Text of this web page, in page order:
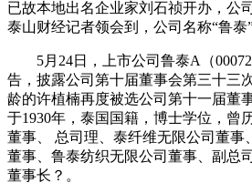
已故本地出名企业家刘石祯开办，公
泰山财经记者领会到，公司名称“鲁泰
5月24日，上市公司鲁泰A（
告，披露公司第十届董事会第三十三
龄的许植楠再度被选公司第十一届董
于1930年，泰国国籍，博士学位，曾
董事、 总司理、泰纤维无限公司董事
董事、鲁泰纺织无限公司董事、副总
董事长？。